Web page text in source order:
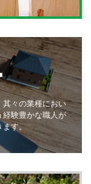
其々の業種におい
経験豊かな職人が
ます。